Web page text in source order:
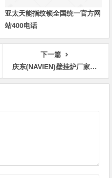
亚太天能指纹锁全国统一官方网
站400电话
下一篇
庆东(NAVIEN)壁挂炉厂家总部售后维修电话